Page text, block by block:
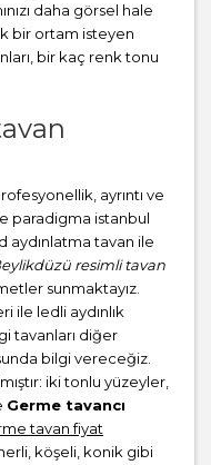
daha görsel hale
bir ortam isteyen
bir kaç renk tonu
ayrıntı ve
paradigma istanbul
aydınlatma tavan ile
resimli tavan
sunmaktayız.
ile ledli aydınlık
tavanları diğer
bilgi vereceğiz.
iki tonlu yüzeyler,
Germe tavancı
tavan fiyat
köşeli, konik gibi